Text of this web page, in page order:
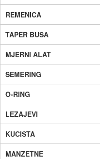
REMENICA
TAPER BUSA
MJERNI ALAT
SEMERING
O-RING
LEZAJEVI
KUCISTA
MANZETNE